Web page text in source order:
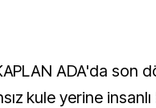
KAPLAN ADA'da son
kule yerine